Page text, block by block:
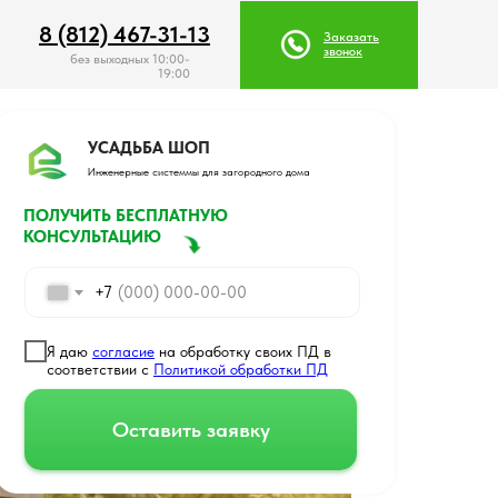
Заказать
звонок
без выходных 10:00-
19:00
8 (812) 467-31-13
Заказать
звонок
8 (812) 467-31-13
ПОЛУЧИТЬ БЕСПЛАТНУЮ
КОНСУЛЬТАЦИЮ
Оставить заявку
Инженерные системмы для загородного дома
+7
Я даю согласие на обработку своих ПД в
соответствии с Политикой обработки ПД
УСАДЬБА ШОП